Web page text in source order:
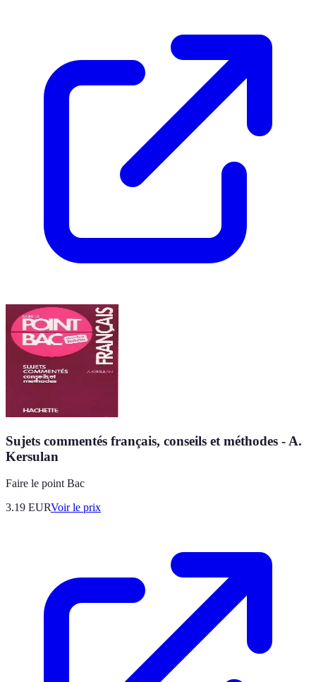
Sujets commentés français, conseils et méthodes - A.
Kersulan
Faire le point Bac
3.19 EURVoir le prix